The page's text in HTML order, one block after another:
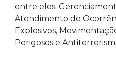
entre eles:
Atendimento de
Explosivos,
Perigosos e